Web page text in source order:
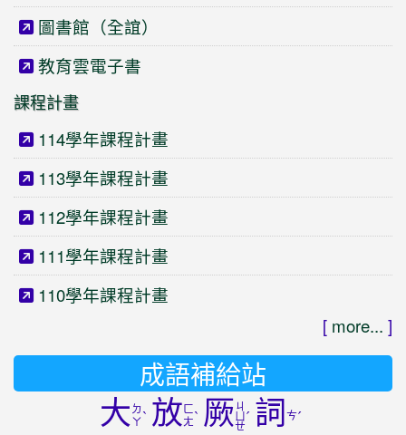
圖書館（全誼）
教育雲電子書
課程計畫
114學年課程計畫
113學年課程計畫
112學年課程計畫
111學年課程計畫
110學年課程計畫
[ more... ]
成語補給站
大 ㄉ
ㄚ ˋ 放ㄈ
ㄤˋ 厥 ㄐ
ㄩ
ㄝ
ˊ 詞 ㄘˊ